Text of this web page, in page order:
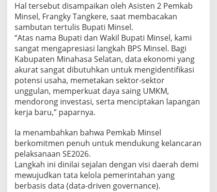
Hal tersebut disampaikan oleh Asisten 2 Pemkab
Minsel, Frangky Tangkere, saat membacakan
sambutan tertulis Bupati Minsel.
“Atas nama Bupati dan Wakil Bupati Minsel, kami
sangat mengapresiasi langkah BPS Minsel. Bagi
Kabupaten Minahasa Selatan, data ekonomi yang
akurat sangat dibutuhkan untuk mengidentifikasi
potensi usaha, memetakan sektor-sektor
unggulan, memperkuat daya saing UMKM,
mendorong investasi, serta menciptakan lapangan
kerja baru,” paparnya.
Ia menambahkan bahwa Pemkab Minsel
berkomitmen penuh untuk mendukung kelancaran
pelaksanaan SE2026.
Langkah ini dinilai sejalan dengan visi daerah demi
mewujudkan tata kelola pemerintahan yang
berbasis data (data-driven governance).